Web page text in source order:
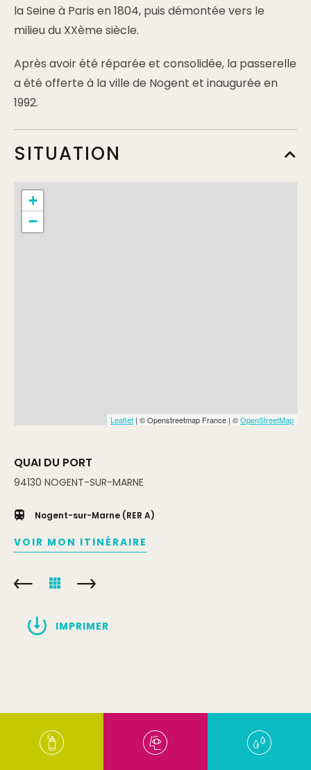
la Seine à Paris en 1804, puis démontée vers le
milieu du XXème siècle.
Après avoir été réparée et consolidée, la passerelle
a été offerte à la ville de Nogent et inaugurée en
1992.
SITUATION
+
−
Leaflet | © Openstreetmap France | ©OpenStreetMap
QUAI DU PORT
94130 NOGENT-SUR-MARNE
Nogent-sur-Marne (RER A)
VOIR MON ITINÉRAIRE
IMPRIMER